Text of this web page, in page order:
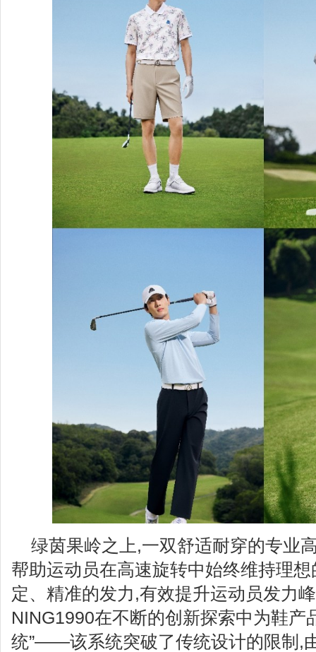
绿茵果岭之上,一双舒适耐穿的专业
帮助运动员在高速旋转中始终维持理
定、精准的发力,有效提升运动员发力
NING1990在不断的创新探索中为鞋产
统”——该系统突破了传统设计的限制,